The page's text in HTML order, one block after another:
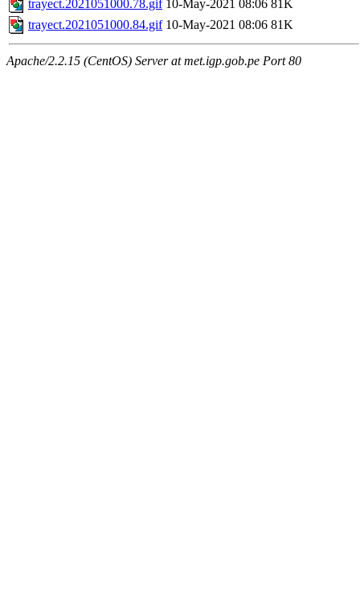
trayect.2021051000.78.gif 10-May-2021 08:06 81K
trayect.2021051000.84.gif 10-May-2021 08:06 81K
Apache/2.2.15 (CentOS) Server at met.igp.gob.pe Port 80